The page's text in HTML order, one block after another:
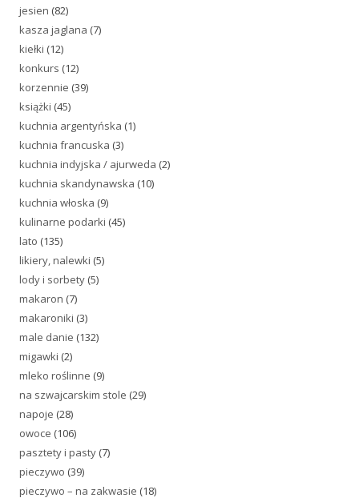
jesien (82)
kasza jaglana (7)
kiełki (12)
konkurs (12)
korzennie (39)
książki (45)
kuchnia argentyńska (1)
kuchnia francuska (3)
kuchnia indyjska / ajurweda (2)
kuchnia skandynawska (10)
kuchnia włoska (9)
kulinarne podarki (45)
lato (135)
likiery, nalewki (5)
lody i sorbety (5)
makaron (7)
makaroniki (3)
male danie (132)
migawki (2)
mleko roślinne (9)
na szwajcarskim stole (29)
napoje (28)
owoce (106)
pasztety i pasty (7)
pieczywo (39)
pieczywo – na zakwasie (18)